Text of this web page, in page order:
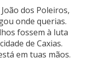
dos Poleiros,
onde querias.
fossem à luta
de Caxias.
em tuas mãos.